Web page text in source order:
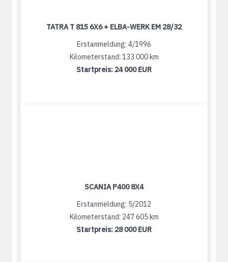
TATRA T 815 6X6 + ELBA-WERK EM 28/32
Erstanmeldung: 4/1996
Kilometerstand: 133 000 km
Startpreis: 24 000 EUR
SCANIA P400 8X4
Erstanmeldung: 5/2012
Kilometerstand: 247 605 km
Startpreis: 28 000 EUR